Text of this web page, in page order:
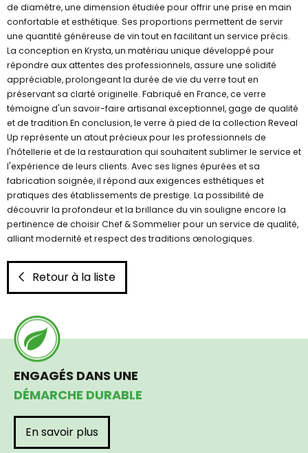
de diamètre, une dimension étudiée pour offrir une prise en main
confortable et esthétique. Ses proportions permettent de servir
une quantité généreuse de vin tout en facilitant un service précis.
La conception en Krysta, un matériau unique développé pour
répondre aux attentes des professionnels, assure une solidité
appréciable, prolongeant la durée de vie du verre tout en
préservant sa clarté originelle. Fabriqué en France, ce verre
témoigne d'un savoir-faire artisanal exceptionnel, gage de qualité
et de tradition.En conclusion, le verre à pied de la collection Reveal
Up représente un atout précieux pour les professionnels de
l'hôtellerie et de la restauration qui souhaitent sublimer le service et
l'expérience de leurs clients. Avec ses lignes épurées et sa
fabrication soignée, il répond aux exigences esthétiques et
pratiques des établissements de prestige. La possibilité de
découvrir la profondeur et la brillance du vin souligne encore la
pertinence de choisir Chef & Sommelier pour un service de qualité,
alliant modernité et respect des traditions œnologiques.
Retour à la liste
ENGAGÉS DANS UNE
DÉMARCHE DURABLE
En savoir plus